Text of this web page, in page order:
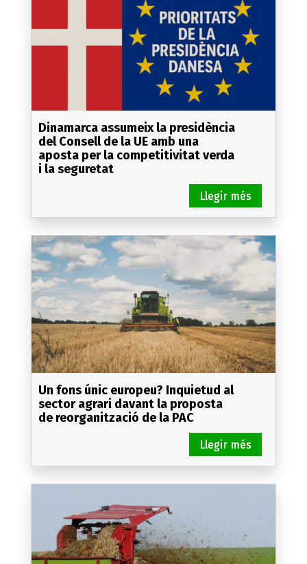
Dinamarca assumeix la presidència
del Consell de la UE amb una
aposta per la competitivitat verda
i la seguretat
Un fons únic europeu? Inquietud al
sector agrari davant la proposta
de reorganització de la PAC